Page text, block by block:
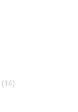
(14)